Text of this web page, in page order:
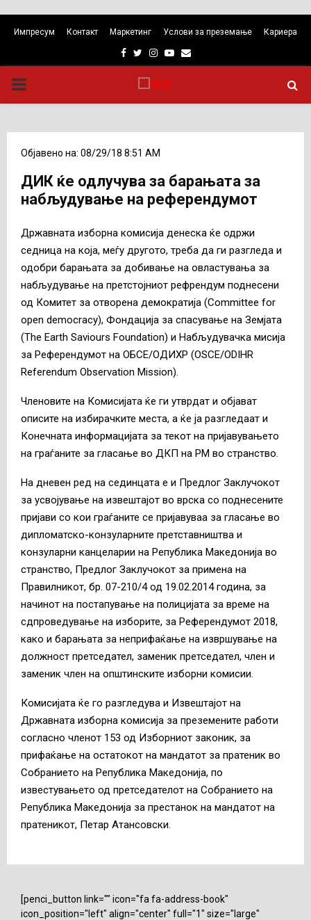
Импресум Контакт Маркетинг Услови за преземање Кариера
Facebook
TwitterInstagram
Youtube
Email
PRIMARY
Објавено на: 08/29/18 8:51 AM
ДИК ќе одлучува за барањата за
набљудување на референдумот
Државната изборна комисија денеска ќе одржи
седница на која, меѓу другото, треба да ги разгледа и
одобри барањата за добивање на овластувања за
набљудување на претстојниот рефрендум поднесени
од Комитет за отворена демократија (Committee for
open democracy), Фондација за спасување на Земјата
(The Earth Saviours Foundation) и Набљудувачка мисија
за Референдумот на ОБСЕ/ОДИХР (OSCE/ODIHR
Referendum Observation Mission).
Членовите на Комисијата ќе ги утврдат и објават
описите на избирачките места, а ќе ја разгледаат и
Конечната информацијата за текот на пријавувањето
на граѓаните за гласање во ДКП на РМ во странство.
На дневен ред на сединцата е и Предлог Заклучокот
за усвојување на извештајот во врска со поднесените
пријави со кои граѓаните се пријавуваа за гласање во
дипломатско-конзуларните претставништва и
конзуларни канцеларии на Република Македонија во
странство, Предлог Заклучокот за примена на
Правилникот, бр. 07-210/4 од 19.02.2014 година, за
начинот на постапување на полицијата за време на
сдпроведување на изборите, за Референдумот 2018,
како и барањата за неприфаќање на извршување на
должност претседател, заменик претседател, член и
заменик член на општинските изборни комисии.
Комисијата ќе го разгледува и Извештајот на
Државната изборна комисија за преземените работи
согласно членот 153 од Изборниот законик, за
прифаќање на остатокот на мандатот за пратеник во
Собранието на Република Македонија, по
известувањето од претседателот на Собранието на
Република Македонија за престанок на мандатот на
пратеникот, Петар Атансовски.
[penci_button link="" icon="fa fa-address-book"
icon_position="left" align="center" full="1" size="large"